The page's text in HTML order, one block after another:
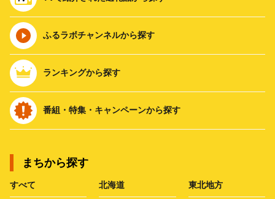
ふるラボチャンネルから探す
ランキングから探す
番組・特集・キャンペーンから探す
まちから探す
すべて 北海道 東北地方